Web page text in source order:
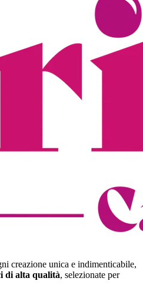
creazione unica e indimenticabile,
di alta qualità, selezionate per